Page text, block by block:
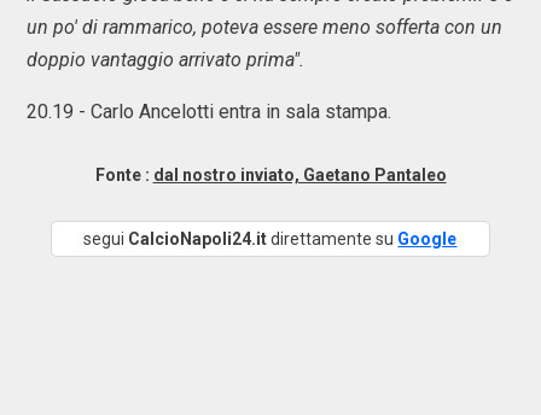
un po' di rammarico, poteva essere meno sofferta con un
doppio vantaggio arrivato prima".
20.19 - Carlo Ancelotti entra in sala stampa.
Fonte : dal nostro inviato, Gaetano Pantaleo
segui CalcioNapoli24.itdirettamente su Google